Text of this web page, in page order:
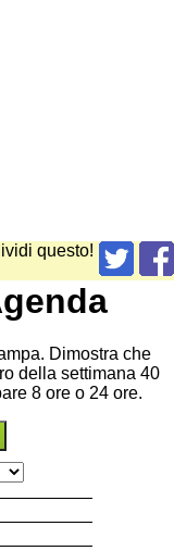
questo!
Dimostra che
della settimana 40
8 ore o 24 ore.